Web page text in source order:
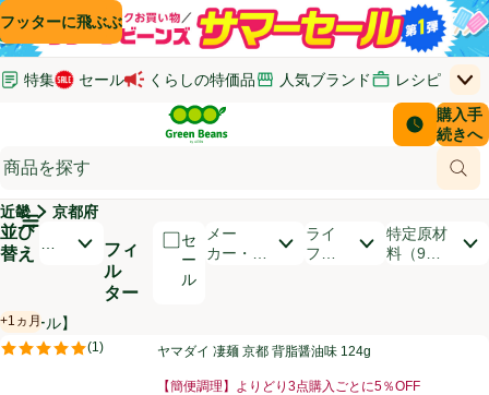
コンテンツに飛ぶ
検索に飛ぶ
フッターに飛ぶ
特集 セール くらしの特価品 人気ブランド レシピ
はじめてのお買い物ガイド
(新しいウィンドウで開く) (新しいウィンドウで開く)
サポート・ヘルプ・お問い合わせ
(新しいウィンドウで開く)
上
Green Beans
商
配送日時
購入手
続きへ
お客さ
￥0
メインメニュ―ボタン
近畿 京都府
並び
替え
開いて並び替えオプションのリストを見る
順
フィ
ル
ター
セ
ー
ル
メー
カー・ブ
ライ
フス
特定原材
料（9品
商品リスト
【セール】
ヤマダイ 凄麺 京都 背脂醤油味 124g
+1ヵ月
賞味・消費期限保証：1ヵ月
(1)
評価は1件のレビューで5点中5.0点。ヤマダイ 凄麺 京都 背脂醤油味 124g
【簡便調理】よりどり3点購入ごとに5％OFF